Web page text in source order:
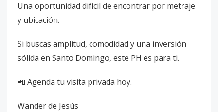
Una oportunidad difícil de encontrar por metraje
y ubicación.
Si buscas amplitud, comodidad y una inversión
sólida en Santo Domingo, este PH es para ti.
📲 Agenda tu visita privada hoy.
Wander de Jesús